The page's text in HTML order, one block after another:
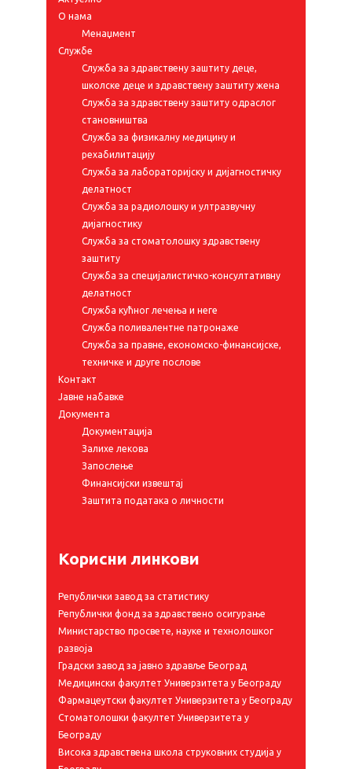
О нама
Менаџмент
Службе
Служба за здравствену заштиту деце,
школске деце и здравствену заштиту жена
Служба за здравствену заштиту одраслог
становништва
Служба за физикалну медицину и
рехабилитацију
Служба за лабораторијску и дијагностичку
делатност
Служба за радиолошку и ултразвучну
дијагностику
Служба за стоматолошку здравствену
заштиту
Служба за специјалистичко-консултативну
делатност
Служба кућног лечења и неге
Служба поливалентне патронаже
Служба за правне, економско-финансијске,
техничке и друге послове
Контакт
Јавне набавке
Документа
Документација
Залихе лекова
Запослење
Финансијски извештај
Заштита података о личности
Корисни линкови
Републички завод за статистику
Републички фонд за здравствено осигурање
Министарство просвете, науке и технолошког
развоја
Градски завод за јавно здравље Београд
Медицински факултет Универзитета у Београду
Фармацеутски факултет Универзитета у Београду
Стоматолошки факултет Универзитета у
Београду
Висока здравствена школа струковних студија у